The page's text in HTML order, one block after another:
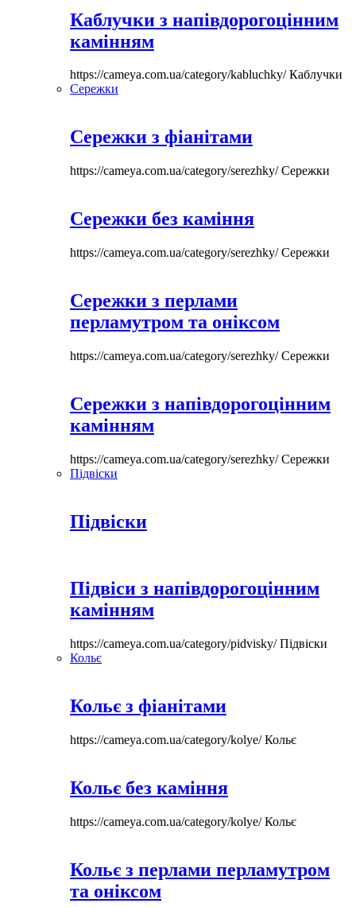
Каблучки з напівдорогоцінним
камінням
https://cameya.com.ua/category/kabluchky/Каблучки
Сережки
Сережки з фіанітами
https://cameya.com.ua/category/serezhky/Сережки
Сережки без каміння
https://cameya.com.ua/category/serezhky/Сережки
Сережки з перлами
перламутром та оніксом
https://cameya.com.ua/category/serezhky/Сережки
Сережки з напівдорогоцінним
камінням
https://cameya.com.ua/category/serezhky/Сережки
Підвіски
Підвіски
Підвіси з напівдорогоцінним
камінням
https://cameya.com.ua/category/pidvisky/Підвіски
Кольє
Кольє з фіанітами
https://cameya.com.ua/category/kolye/Кольє
Кольє без каміння
https://cameya.com.ua/category/kolye/Кольє
Кольє з перлами перламутром
та оніксом